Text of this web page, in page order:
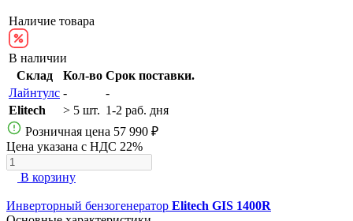
Наличие товара
В наличии
Склад
Кол-во Срок поставки.
Лайнтулс -
-
Elitech
> 5 шт. 1-2 раб. дня
Розничная цена 57 990 ₽
Цена указана с НДС 22%
В корзину
Инверторный бензогенератор Elitech GIS 1400R